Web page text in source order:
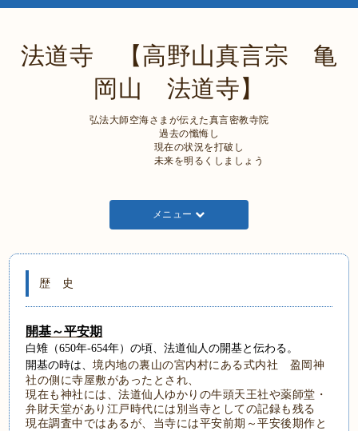
法道寺 【高野山真言宗 亀
岡山 法道寺】
弘法大師空海さまが伝えた真言密教寺院
過去の懺悔し
現在の状況を打破し
未来を明るくしましょう
メニュー
歴 史
開基～平安期
白雉（650年-654年）の頃、法道仙人の開基と伝わる。
開基の時は、境内地の裏山の宮内村にある式内社 盈岡神
社の側に寺屋敷があったとされ、
現在も神社には、法道仙人ゆかりの牛頭天王社や薬師堂・
弁財天堂があり江戸時代には別当寺としての記録も残る
現在調査中ではあるが、当寺には平安前期～平安後期作と